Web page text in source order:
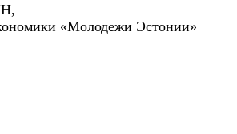
«Молодежи Эстонии»